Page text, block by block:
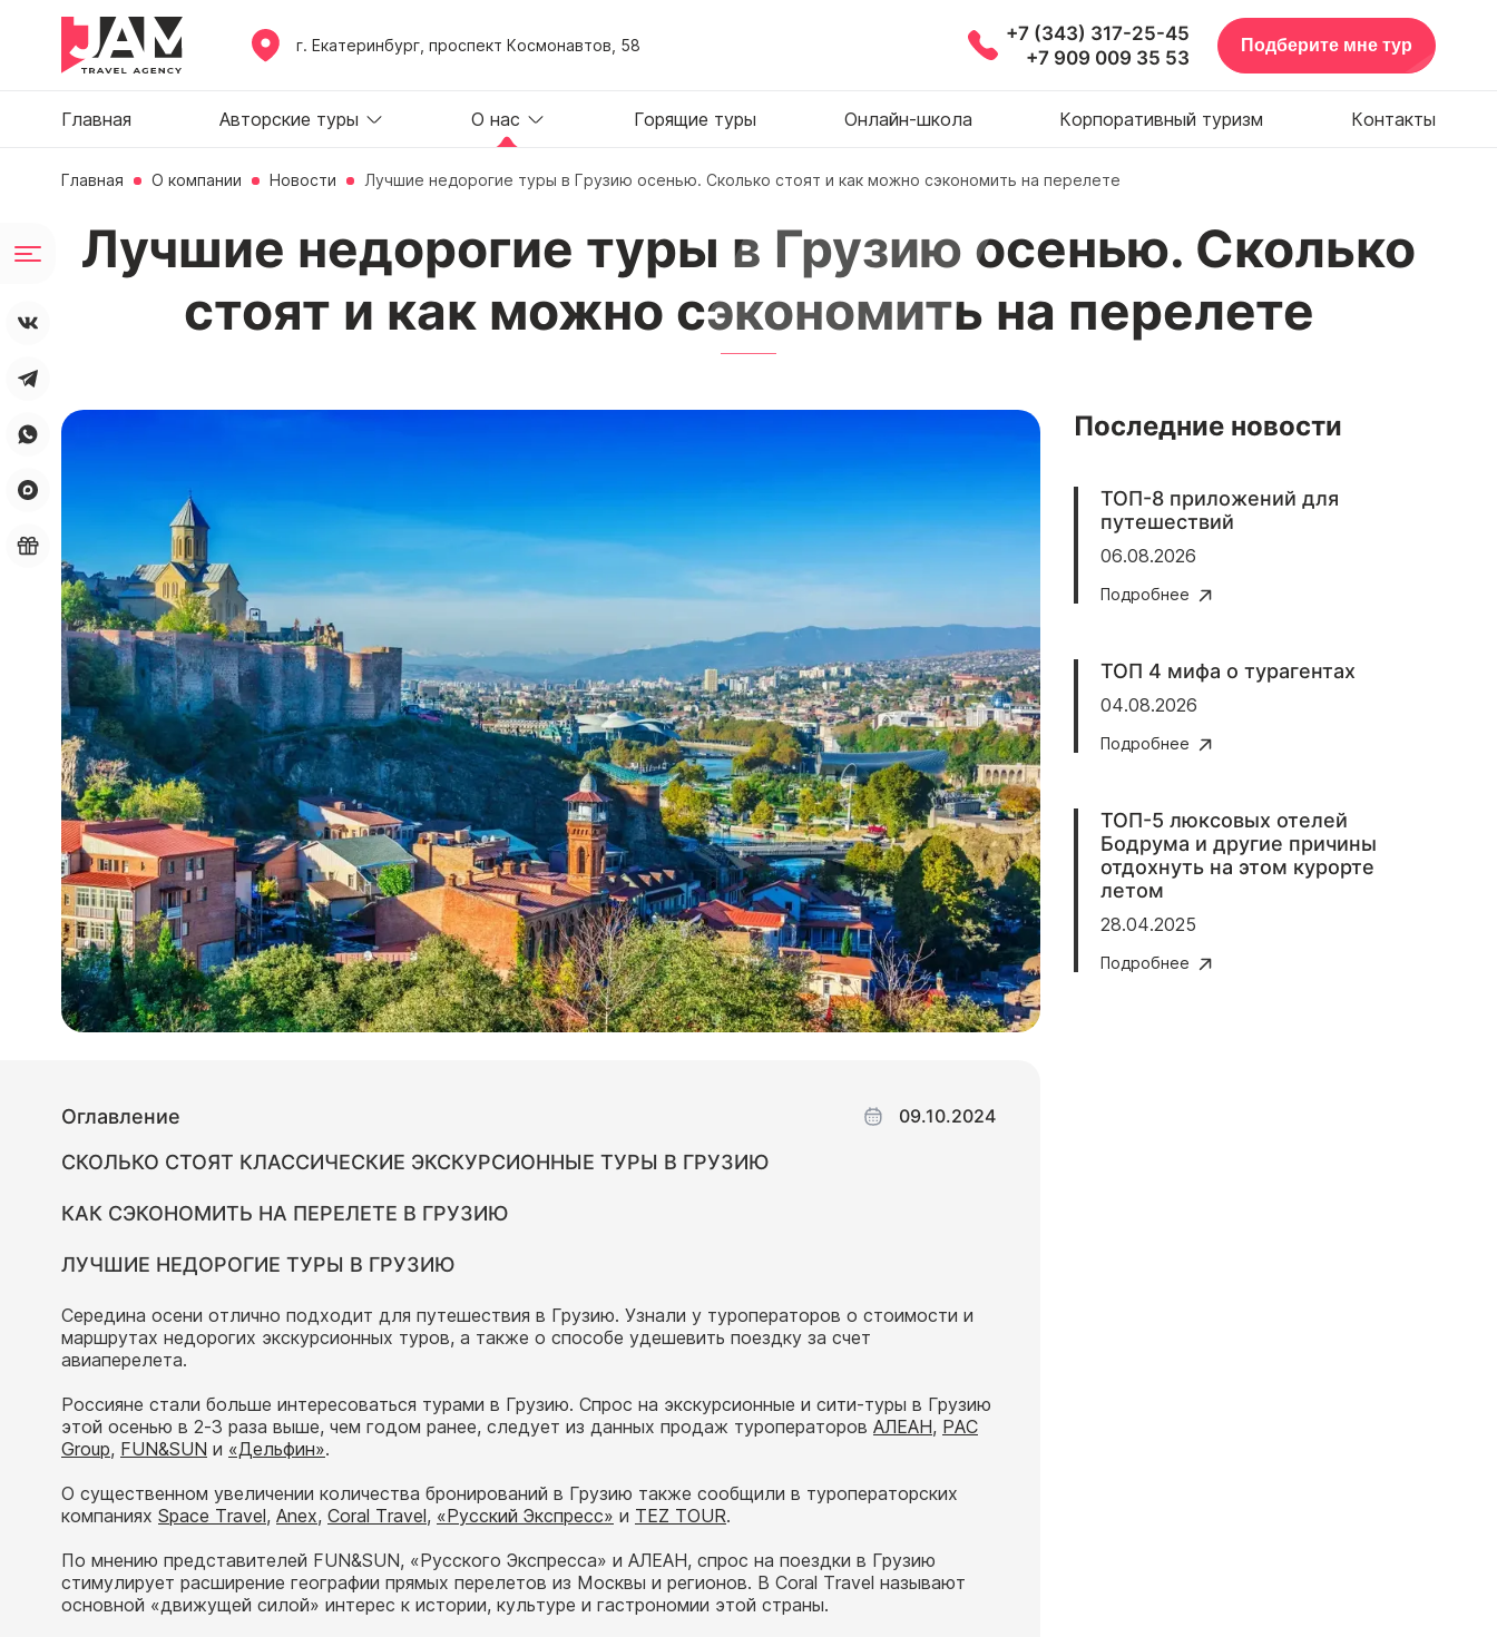
г. Екатеринбург, проспект Космонавтов, 58
+7 (343) 317-25-45
+7 909 009 35 53
Подберите мне тур
Главная Авторские туры О нас Горящие туры Онлайн-школа Корпоративный туризм Контакты
Главная О компании Новости Лучшие недорогие туры в Грузию осенью. Сколько стоят и как можно сэкономить на перелете
Лучшие недорогие туры в Грузию осенью. Сколько
стоят и как можно сэкономить на перелете
Оглавление
СКОЛЬКО СТОЯТ КЛАССИЧЕСКИЕ ЭКСКУРСИОННЫЕ ТУРЫ В ГРУЗИЮ
КАК СЭКОНОМИТЬ НА ПЕРЕЛЕТЕ В ГРУЗИЮ
ЛУЧШИЕ НЕДОРОГИЕ ТУРЫ В ГРУЗИЮ
09.10.2024
Середина осени отлично подходит для путешествия в Грузию. Узнали у туроператоров о стоимости и
маршрутах недорогих экскурсионных туров, а также о способе удешевить поездку за счет
авиаперелета.
Россияне стали больше интересоваться турами в Грузию. Спрос на экскурсионные и сити-туры в Грузию
этой осенью в 2-3 раза выше, чем годом ранее, следует из данных продаж туроператоров АЛЕАН, PAC
Group, FUN&SUN и «Дельфин».
О существенном увеличении количества бронирований в Грузию также сообщили в туроператорских
компаниях Space Travel, Anex, Coral Travel, «Русский Экспресс» и TEZ TOUR.
По мнению представителей FUN&SUN, «Русского Экспресса» и АЛЕАН, спрос на поездки в Грузию
стимулирует расширение географии прямых перелетов из Москвы и регионов. В Coral Travel называют
основной «движущей силой» интерес к истории, культуре и гастрономии этой страны.
Последние новости
ТОП-8 приложений для
путешествий
06.08.2026
Подробнее
ТОП 4 мифа о турагентах
04.08.2026
Подробнее
ТОП-5 люксовых отелей
Бодрума и другие причины
отдохнуть на этом курорте
летом
28.04.2025
Подробнее